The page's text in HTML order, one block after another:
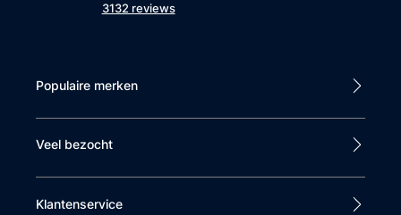
3132 reviews
Populaire merken
Veel bezocht
Klantenservice